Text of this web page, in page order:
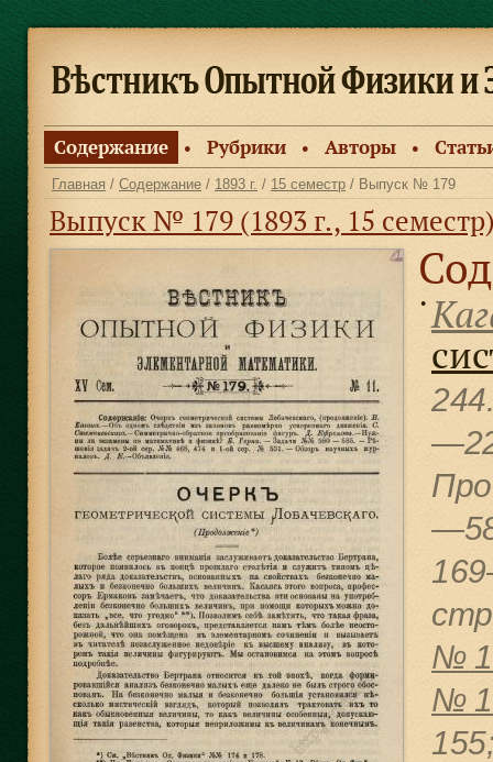
Содержание ● Рубрики ● Авторы ●
Главная / Содержание / 1893 г. / 15 семестр / Выпуск № 179
Выпуск № 179 (1893 г., 15
●
№
№